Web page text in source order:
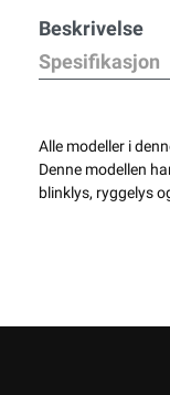
Beskrivelse
Spesifikasjon
Alle modeller i
Denne modellen
blinklys, ryggelys